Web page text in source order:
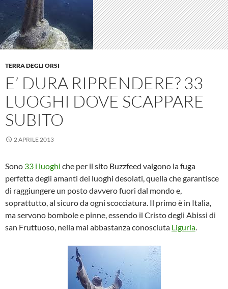
TERRA DEGLI ORSI
E’ DURA RIPRENDERE? 33
LUOGHI DOVE SCAPPARE
SUBITO
2 APRILE 2013
Sono 33 i luoghi che per il sito Buzzfeed valgono la fuga
perfetta degli amanti dei luoghi desolati, quella che garantisce
di raggiungere un posto davvero fuori dal mondo e,
soprattutto, al sicuro da ogni scocciatura. Il primo è in Italia,
ma servono bombole e pinne, essendo il Cristo degli Abissi di
san Fruttuoso, nella mai abbastanza conosciuta Liguria.